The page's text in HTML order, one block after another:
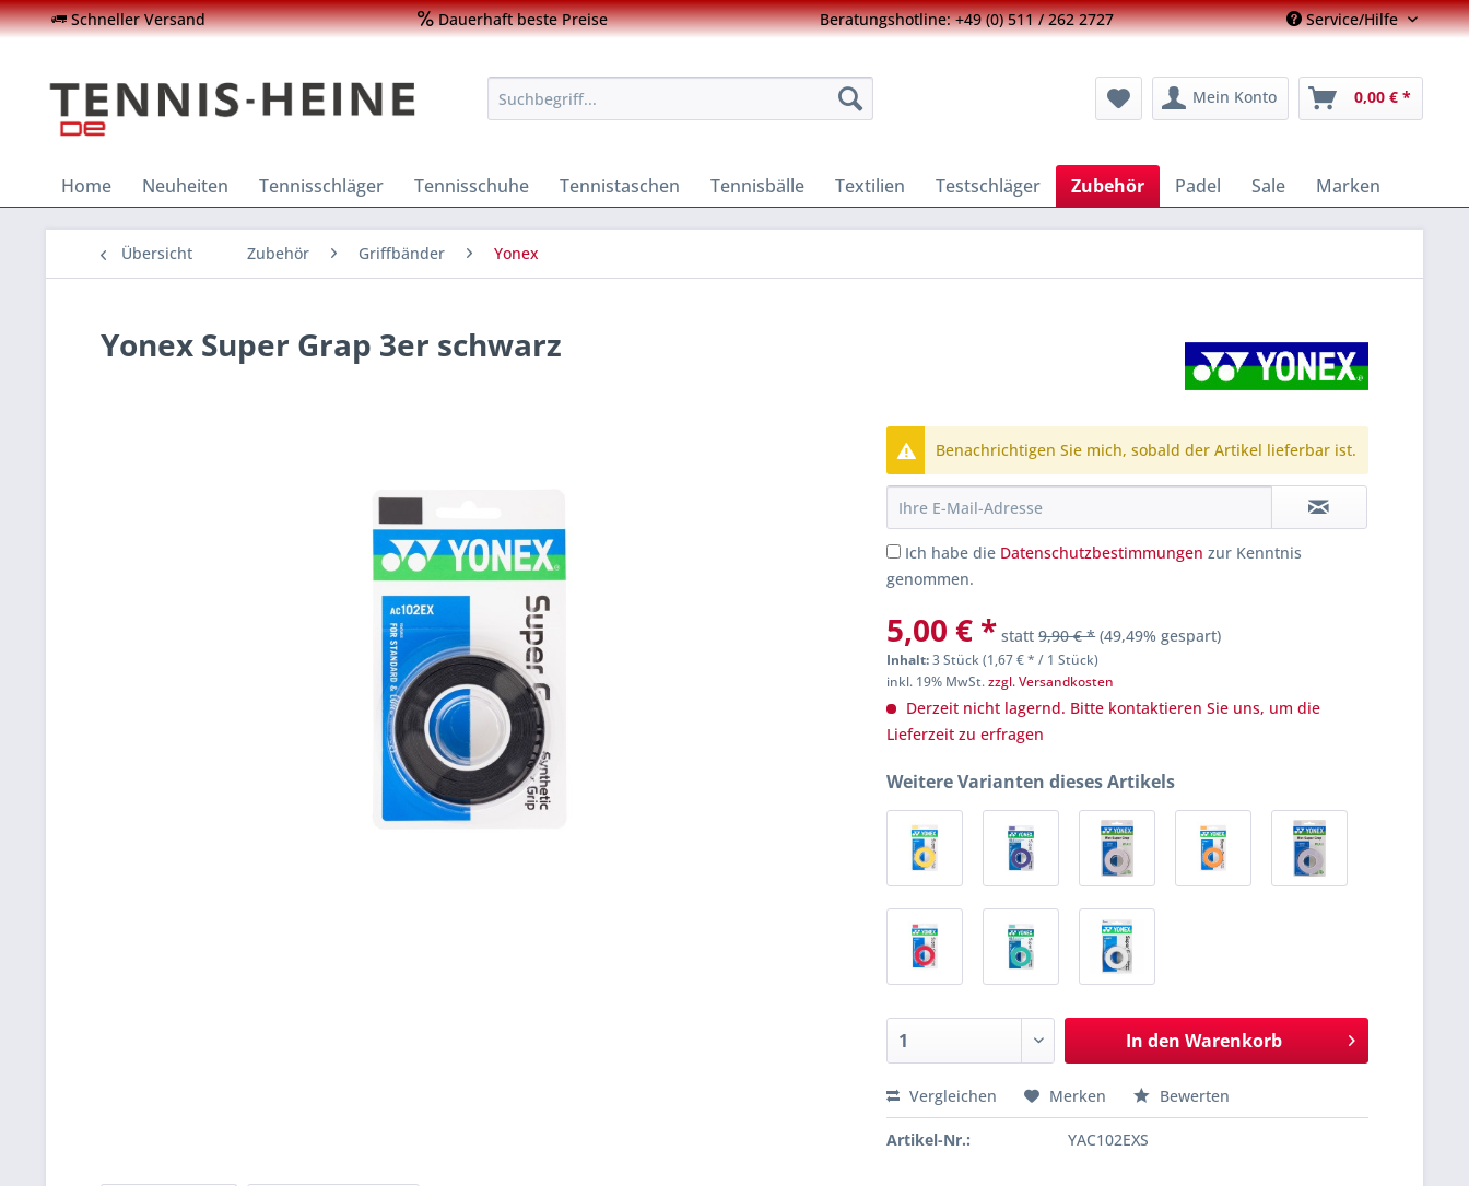
Schneller Versand Dauerhaft beste Preise Beratungshotline: +49 (0) 511 / 262 2727 Service/Hilfe
Mein Konto 0,00 € *
Home Neuheiten Tennisschläger Tennisschuhe Tennistaschen Tennisbälle Textilien Testschläger Zubehör Padel Sale Marken
Übersicht Zubehör Griffbänder Yonex
Yonex Super Grap 3er schwarz
Benachrichtigen Sie mich, sobald der Artikel lieferbar ist.
Ich habe die Datenschutzbestimmungen zur Kenntnis
genommen.
5,00 € * statt9,90 € * (49,49% gespart)
Inhalt:3 Stück (1,67 € * / 1 Stück)
inkl. 19% MwSt.zzgl. Versandkosten
Derzeit nicht lagernd. Bitte kontaktieren Sie uns, um die
Lieferzeit zu erfragen
Weitere Varianten dieses Artikels
In den Warenkorb
Vergleichen Merken Bewerten
Artikel-Nr.: YAC102EXS